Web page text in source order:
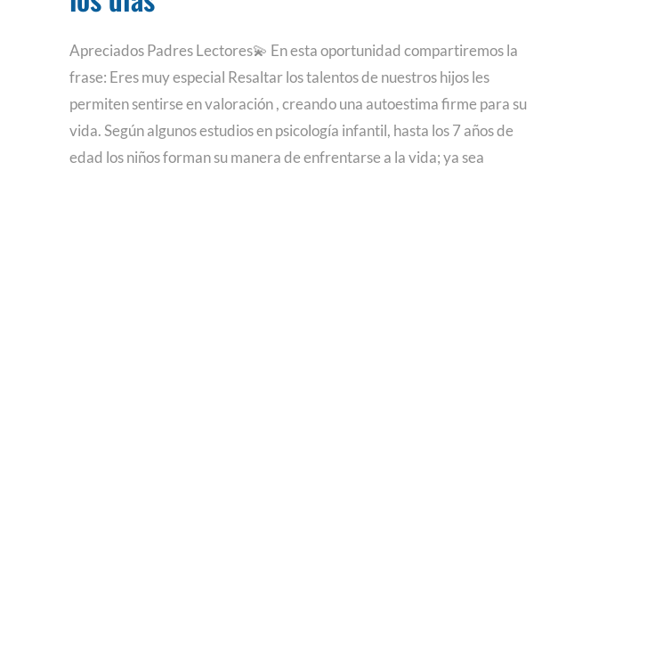
Apreciados Padres Lectores💫 En esta oportunidad compartiremos la
frase: Eres muy especial Resaltar los talentos de nuestros hijos les
permiten sentirse en valoración , creando una autoestima firme para su
vida. Según algunos estudios en psicología infantil, hasta los 7 años de
edad los niños forman su manera de enfrentarse a la vida; ya sea